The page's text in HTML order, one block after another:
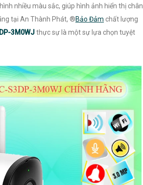
nhiều màu sắc, giúp hình ảnh hiển thị chân
tại An Thành Phát, ®️Bảo Đảm chất lượng
3M0WJthực sự là một sự lựa chọn tuyệt